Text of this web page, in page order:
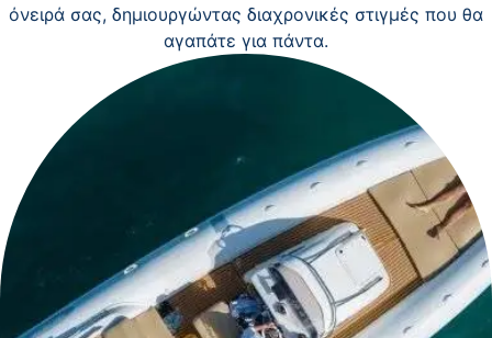
όνειρά σας, δημιουργώντας διαχρονικές στιγμές που θα
αγαπάτε για πάντα.